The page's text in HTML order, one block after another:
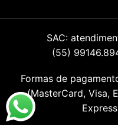
SAC:
(55)
Formas de
(MasterCard, Visa,